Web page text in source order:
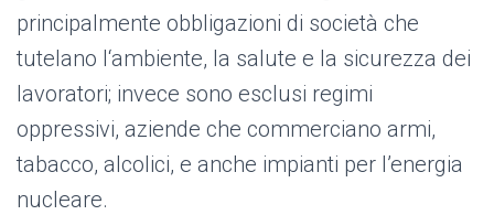
principalmente obbligazioni di società che
tutelano l‘ambiente, la salute e la sicurezza dei
lavoratori; invece sono esclusi regimi
oppressivi, aziende che commerciano armi,
tabacco, alcolici, e anche impianti per l’energia
nucleare.